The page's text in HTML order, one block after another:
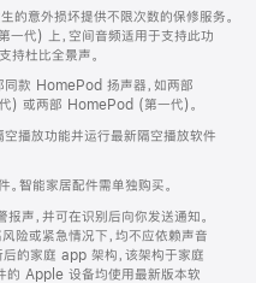
意外损坏提供不限次数的保修服务。
代) 上，空间音频适用于支持此功
持杜比全景声。
款 HomePod 扬声器，如两部
) 或两部 HomePod (第一代)。
播放功能并运行最新隔空播放软件
智能家居配件需单独购买。
声，并可在识别后向你发送通知。
险或紧急情况下，均不应依赖声音
的家庭 app 架构，该架构于家庭
的 Apple 设备均使用最新版本软